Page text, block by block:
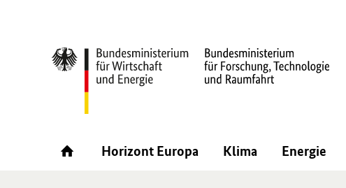
Horizont Europa Klima Energie